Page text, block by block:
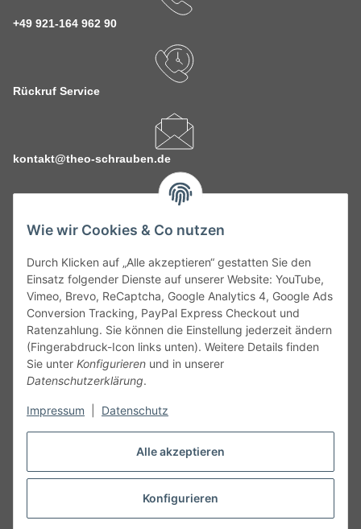
Alle akzeptieren
Konfigurieren
Wie wir Cookies & Co nutzen
Durch Klicken auf „Alle akzeptieren“ gestatten Sie den
Einsatz folgender Dienste auf unserer Website: YouTube,
Vimeo, Brevo, ReCaptcha, Google Analytics 4, Google Ads
Conversion Tracking, PayPal Express Checkout und
Ratenzahlung. Sie können die Einstellung jederzeit ändern
(Fingerabdruck-Icon links unten). Weitere Details finden
Sie unter Konfigurieren und in unserer
Datenschutzerklärung.
Impressum Datenschutz
+49 921-164 962 90
Rückruf Service
kontakt@theo-schrauben.de
Service
Gesetzliche Informationen
Alle technischen Angaben ohne Gewähr. Irrtümer und fehlerhafte
Angaben vorbehalten. Wenn Sie Datenblätter oder spezielle
unseren Kundenservice. Abbildungen der Artikel können
Vertrag widerrufen